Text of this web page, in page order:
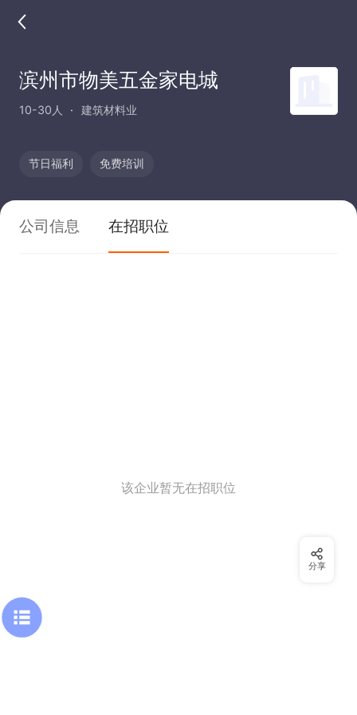
滨州市物美五金家电城
10-30人 建筑材料业
节日福利 免费培训
公司信息 在招职位
该企业暂无在招职位
分享